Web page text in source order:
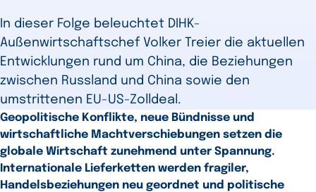
In dieser Folge beleuchtet DIHK-
Außenwirtschaftschef Volker Treier die aktuellen
Entwicklungen rund um China, die Beziehungen
zwischen Russland und China sowie den
umstrittenen EU-US-Zolldeal.
Geopolitische Konflikte, neue Bündnisse und
wirtschaftliche Machtverschiebungen setzen die
globale Wirtschaft zunehmend unter Spannung.
Internationale Lieferketten werden fragiler,
Handelsbeziehungen neu geordnet und politische